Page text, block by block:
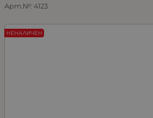
Арт.№: 4123
НЕНАЛИЧЕН